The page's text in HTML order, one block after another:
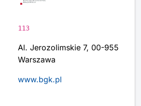
113
Al. Jerozolimskie 7, 00-955
Warszawa
www.bgk.pl